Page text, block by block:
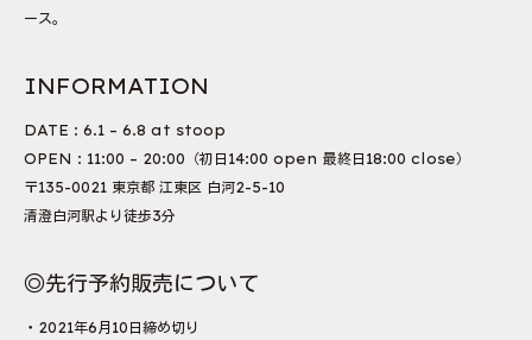
ース。
INFORMATION
DATE : 6.1 – 6.8 at stoop
OPEN : 11:00 – 20:00（初日14:00 open 最終日18:00 close）
〒135-0021 東京都 江東区 白河2-5-10
清澄白河駅より徒歩3分
◎先行予約販売について
・2021年6月10日締め切り